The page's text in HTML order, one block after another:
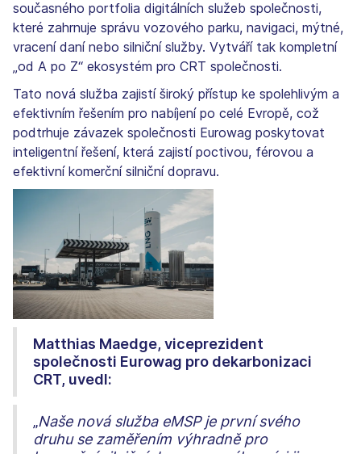
současného portfolia digitálních služeb společnosti,
které zahrnuje správu vozového parku, navigaci, mýtné,
vracení daní nebo silniční služby. Vytváří tak kompletní
„od A po Z“ ekosystém pro CRT společnosti.
Tato nová služba zajistí široký přístup ke spolehlivým a
efektivním řešením pro nabíjení po celé Evropě, což
podtrhuje závazek společnosti Eurowag poskytovat
inteligentní řešení, která zajistí poctivou, férovou a
efektivní komerční silniční dopravu.
Matthias Maedge, viceprezident
společnosti Eurowag pro dekarbonizaci
CRT, uvedl:
„Naše nová služba eMSP je první svého
druhu se zaměřením výhradně pro